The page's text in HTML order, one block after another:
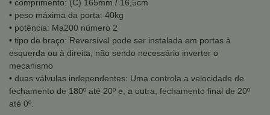
• comprimento: (C) 165mm / 16,5cm
• peso máxima da porta: 40kg
• potência: Ma200 número 2
• tipo de braço: Reversível pode ser instalada em portas à
esquerda ou à direita, não sendo necessário inverter o
mecanismo
• duas válvulas independentes: Uma controla a velocidade de
fechamento de 180º até 20º e, a outra, fechamento final de 20º
até 0º.